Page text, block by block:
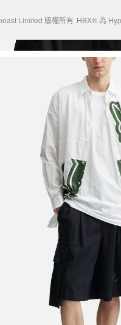
Limited 版權所有 HBX® 為